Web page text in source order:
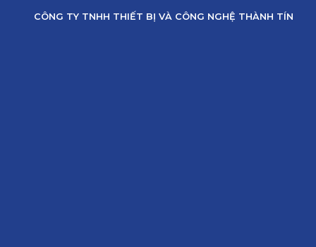
CÔNG TY TNHH THIẾT BỊ VÀ CÔNG NGHỆ THÀNH TÍN